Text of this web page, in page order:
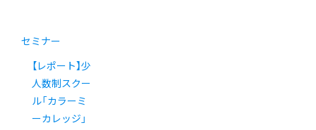
セミナー
【レポート】少
人数制スクー
ル「カラーミ
ーカレッジ」